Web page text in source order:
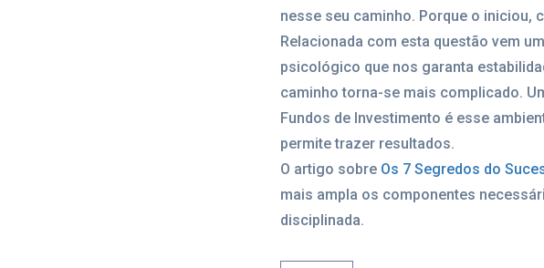
nesse seu caminho. Porque o iniciou,
Relacionada com esta questão vem
psicológico que nos garanta
caminho torna-se mais complicado.
Fundos de Investimento é esse
permite trazer resultados.
O artigo sobre Os 7 Segredos do
mais ampla os componentes
disciplinada.